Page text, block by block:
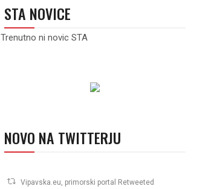
STA NOVICE
Trenutno ni novic STA
NOVO NA TWITTERJU
Vipavska.eu, primorski portal Retweeted